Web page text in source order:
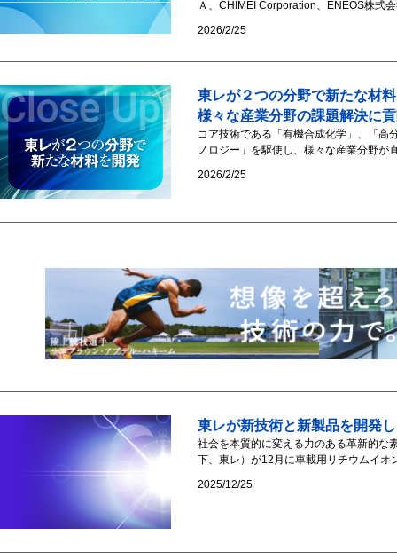
Ａ、CHIMEI Corporation、ENEOS株式
2026/2/25
東レが２つの分野で新たな材
様々な産業分野の課題解決に
コア技術である「有機合成化学」、「高
ノロジー」を駆使し、様々な産業分野
2026/2/25
東レが新技術と新製品を開発
社会を本質的に変える力のある革新的な
下、東レ）が12月に車載用リチウムイ
2025/12/25